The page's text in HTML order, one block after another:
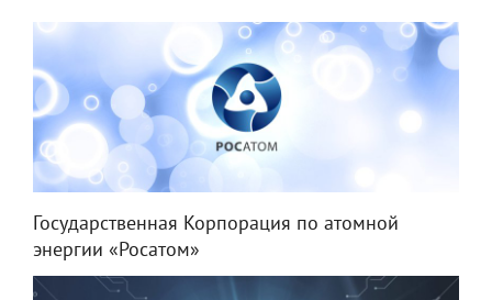
Государственная Корпорация по атомной
энергии «Росатом»